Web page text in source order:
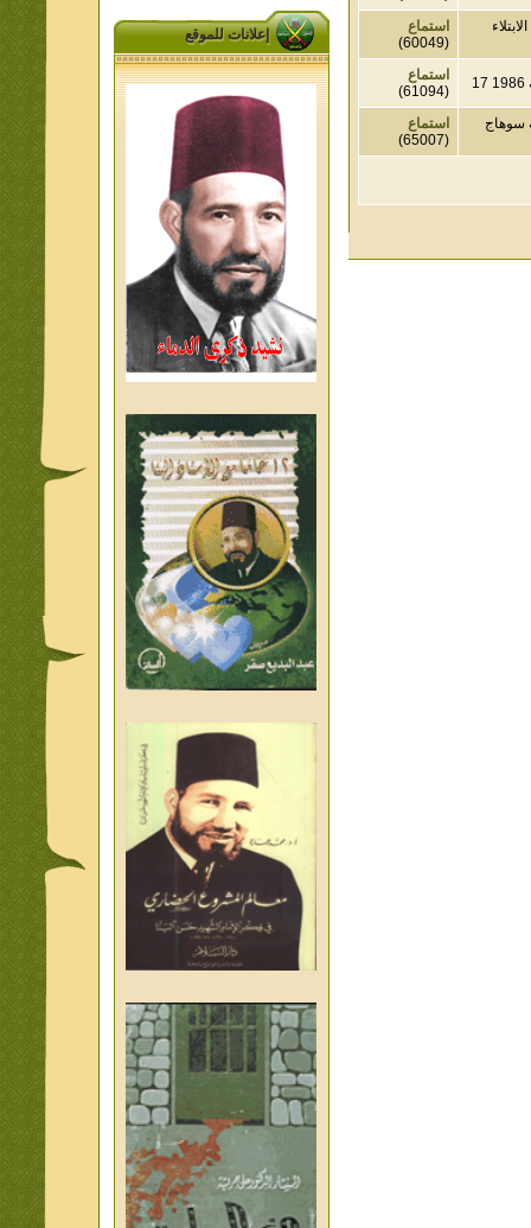
استماع
استماع
استماع
الاقصى فى قلوبنا
خواطر الحج
الاخوان فى حرب فلسطين
حكايات من التراث الجزء الاول
من اعلام الاخوان المسلمين
المعاصرين الجزء الثانى
ديوان شعر الاخوان فى القلب
تاليف الشيخ على متولى
تفاصيل جنازة الشهيد احمد
النيسى وعمر شاهين 1952
جمعه امين ومواقف ساعدت
الامام البنا فى تكوين شخصي
الاستاذ جمعه امين وعبقرية
الامام البنا
الشمائل المحمديه دكتور يحيى
غزب
واليوم والغد
من تراث د احمد العسال
العلمانية
كلمات رمضانية الشيخ عيسى
عبد العليم
قبسات رمضانية الشيخ عيسى
عبد العليم
إعلانات للموقع